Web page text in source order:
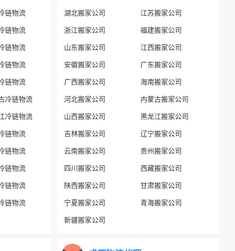
链物流
链物流
链物流
链物流
链物流
冷链物流
冷链物流
链物流
链物流
链物流
链物流
链物流
湖北搬家公司 江苏搬家公司
浙江搬家公司 福建搬家公司
山东搬家公司 江西搬家公司
安徽搬家公司 广东搬家公司
广西搬家公司 海南搬家公司
河北搬家公司 内蒙古搬家公司
山西搬家公司 黑龙江搬家公司
吉林搬家公司 辽宁搬家公司
云南搬家公司 贵州搬家公司
四川搬家公司 西藏搬家公司
陕西搬家公司 甘肃搬家公司
宁夏搬家公司 青海搬家公司
新疆搬家公司